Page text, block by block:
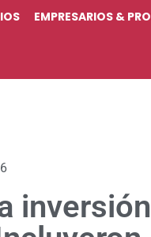
EMPRESARIOS &